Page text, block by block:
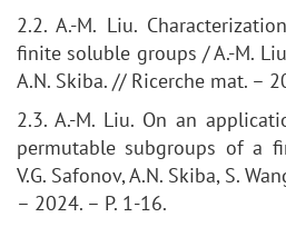
2.2. A.-M. Liu.
finite soluble groups / A.-M.
A.N. Skiba. // Ricerche mat. –
2.3. A.-M. Liu. On an
permutable subgroups of a
V.G. Safonov, A.N. Skiba, S.
– 2024. – P. 1-16.